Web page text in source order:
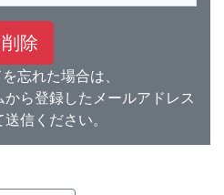
忘れた場合は、
ら登録したメールアドレス
信ください。